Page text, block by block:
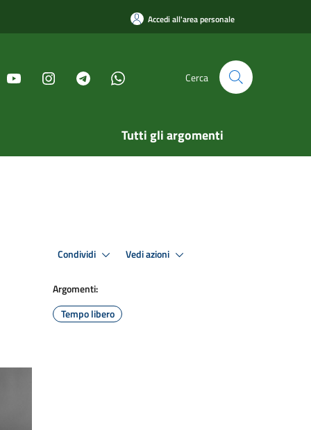
Accedi all'area personale
Cerca
Tutti gli argomenti
Condividi Vedi azioni
Argomenti:
Tempo libero